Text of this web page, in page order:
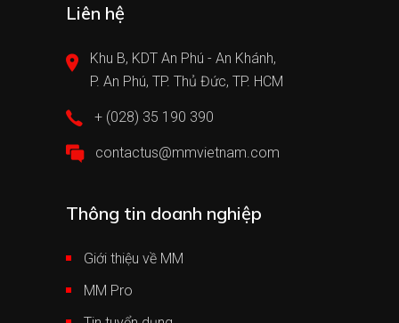
Liên hệ
Khu B, KDT An Phú - An Khánh,
P. An Phú, TP. Thủ Đức, TP. HCM
+ (028) 35 190 390
contactus@mmvietnam.com
Thông tin doanh nghiệp
Giới thiệu về MM
MM Pro